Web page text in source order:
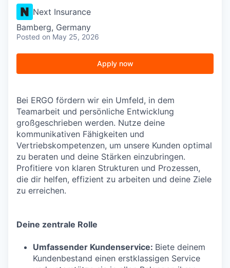
Next Insurance
Bamberg, Germany
Posted on May 25, 2026
Apply now
Bei ERGO fördern wir ein Umfeld, in dem
Teamarbeit und persönliche Entwicklung
großgeschrieben werden. Nutze deine
kommunikativen Fähigkeiten und
Vertriebskompetenzen, um unsere Kunden optimal
zu beraten und deine Stärken einzubringen.
Profitiere von klaren Strukturen und Prozessen,
die dir helfen, effizient zu arbeiten und deine Ziele
zu erreichen.
Deine zentrale Rolle
Umfassender Kundenservice: Biete deinem
Kundenbestand einen erstklassigen Service